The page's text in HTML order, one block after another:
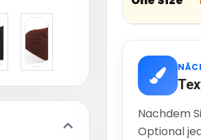
Nachdem
Optional